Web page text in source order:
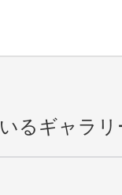
るギャラリ